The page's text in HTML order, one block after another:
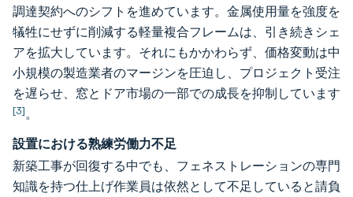
調達契約へのシフトを進めています。金属使用量を強度を
犠牲にせずに削減する軽量複合フレームは、引き続きシェ
アを拡大しています。それにもかかわらず、価格変動は中
小規模の製造業者のマージンを圧迫し、プロジェクト受注
を遅らせ、窓とドア市場の一部での成長を抑制しています
[3]。
設置における熟練労働力不足
新築工事が回復する中でも、フェネストレーションの専門
知識を持つ仕上げ作業員は依然として不足していると請負